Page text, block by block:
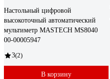
Настольный цифровой
высокоточный автоматический
мультиметр MASTECH MS8040
00-00005947
3(2)
В корзину